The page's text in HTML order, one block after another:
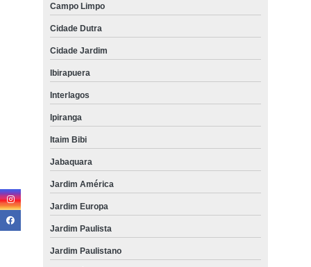
Campo Limpo
Cidade Dutra
Cidade Jardim
Ibirapuera
Interlagos
Ipiranga
Itaim Bibi
Jabaquara
Jardim América
Jardim Europa
Jardim Paulista
Jardim Paulistano